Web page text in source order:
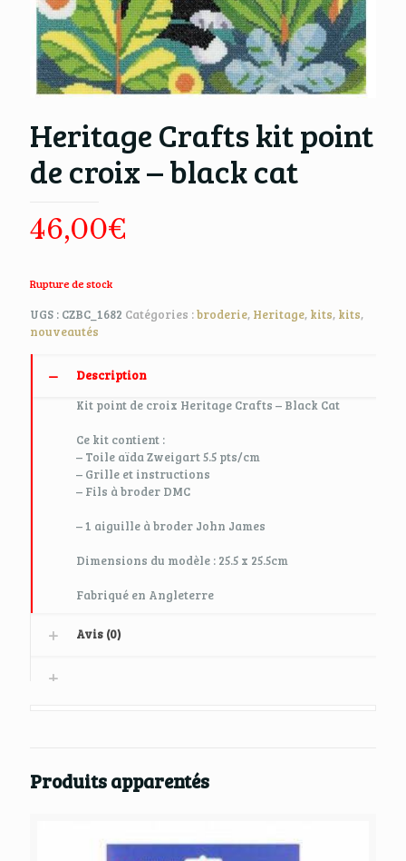
Heritage Crafts kit point
de croix – black cat
46,00€
Rupture de stock
UGS : CZBC_1682 Catégories :broderie, Heritage, kits, kits,
nouveautés
Description
Kit point de croix Heritage Crafts – Black Cat
Ce kit contient :
– Toile aïda Zweigart 5.5 pts/cm
– Grille et instructions
– Fils à broder DMC
– 1 aiguille à broder John James
Dimensions du modèle : 25.5 x 25.5cm
Fabriqué en Angleterre
Avis (0)
Produits apparentés